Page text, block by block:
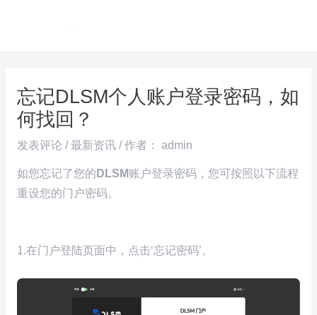
忘记DLSM个人账户登录密码，如
何找回？
发表评论 /最新资讯/ 作者： admin
如您忘记了您的 DLSM 账户登录密码，您可按照以下流程
重设您的门户密码。
1.在门户登陆页面中，点击‘忘记密码’。